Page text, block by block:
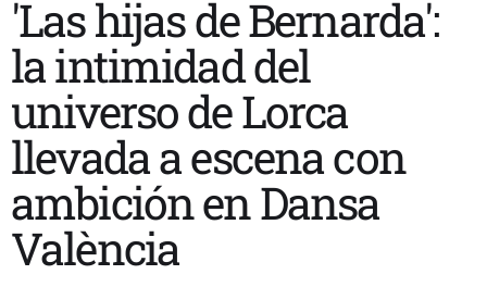
'Las hijas de Bernarda':
la intimidad del
universo de Lorca
llevada a escena con
ambición en Dansa
València